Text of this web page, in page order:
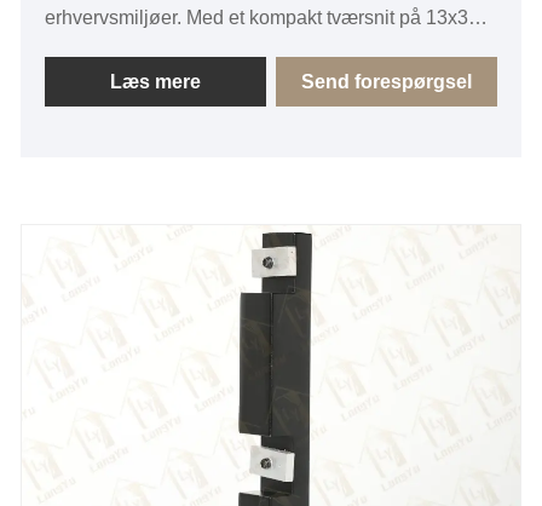
erhvervsmiljøer. Med et kompakt tværsnit på 13x31
stivhed med et lavt profiludseende. Tilgængelig i et
bredt spektrum af galvaniseret og spraymalet finish
Læs mere Send forespørgsel